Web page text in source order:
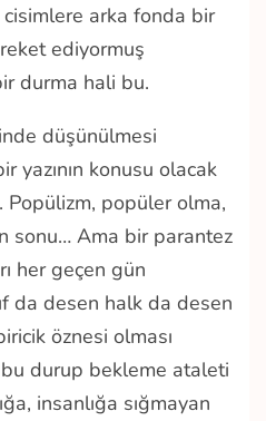
cisimlere arka fonda bir
ediyormuş
durma hali bu.
düşünülmesi
yazının konusu olacak
popüler olma,
sonu… Ama bir parantez
her geçen gün
da desen halk da desen
öznesi olması
bu durup bekleme ataleti
insanlığa sığmayan